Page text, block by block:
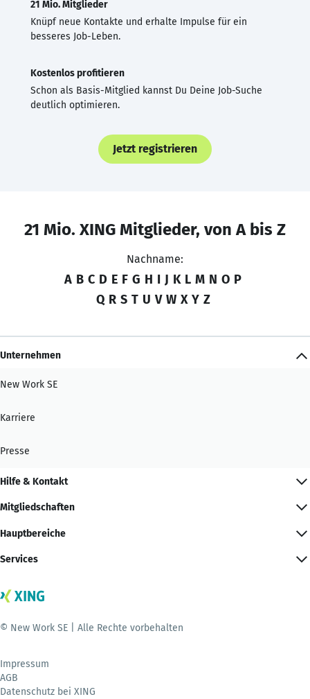
21 Mio. Mitglieder
Knüpf neue Kontakte und erhalte Impulse für ein
besseres Job-Leben.
Kostenlos profitieren
Schon als Basis-Mitglied kannst Du Deine Job-Suche
deutlich optimieren.
Jetzt registrieren
21 Mio. XING Mitglieder, von A bis Z
Nachname:
A B C D E F G H I J K L M N O P
Q R S T U V W X Y Z
Unternehmen
New Work SE
Karriere
Presse
Hilfe & Kontakt
Mitgliedschaften
Hauptbereiche
Services
© New Work SE | Alle Rechte vorbehalten
Impressum
AGB
Datenschutz bei XING